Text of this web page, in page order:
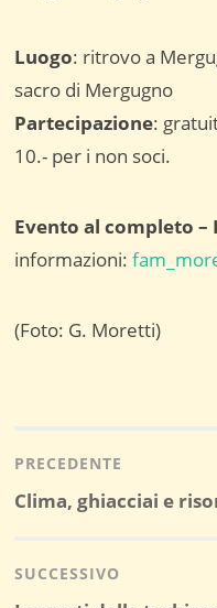
Luogo: ritrovo a
sacro di Mergugno
Partecipazione:
10.- per i non soci.
Evento al completo –
informazioni:
(Foto: G. Moretti)
articoli
PRECEDENTE
Post
Clima, ghiacciai e
SUCCESSIVO